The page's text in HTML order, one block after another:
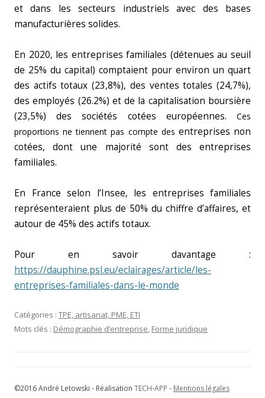
et dans les secteurs industriels avec des bases
manufacturières solides.
En 2020, les entreprises familiales (détenues au seuil
de 25% du capital) comptaient pour environ un quart
des actifs totaux (23,8%), des ventes totales (24,7%),
des employés (26.2%) et de la capitalisation boursière
(23,5%) des sociétés cotées européennes. Ces
proportions ne tiennent pas compte des entreprises non
cotées, dont une majorité sont des entreprises
familiales.
En France selon l’Insee, les entreprises familiales
représenteraient plus de 50% du chiffre d’affaires, et
autour de 45% des actifs totaux.
Pour en savoir davantage :
https://dauphine.psl.eu/eclairages/article/les-
entreprises-familiales-dans-le-monde
Catégories : TPE, artisanat, PME, ETI
Mots clés : Démographie d’entreprise, Forme juridique
©2016 André Letowski - Réalisation TECH-APP - Mentions légales